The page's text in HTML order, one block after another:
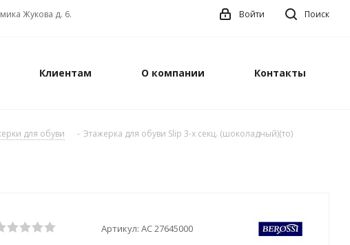
Жукова д. 6. Поиск
Войти
Клиентам О компании Контакты
для обуви - Этажерка для обуви Slip 3-х секц. (шоколадный)(то)
Артикул: АС 27645000